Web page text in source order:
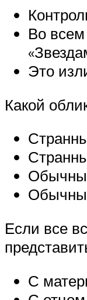
Во
Это
Какой
Если все
С